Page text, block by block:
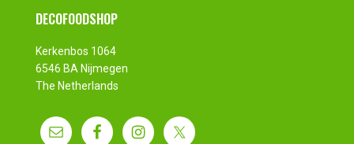
DECOFOODSHOP
Kerkenbos 1064
6546 BA Nijmegen
The Netherlands